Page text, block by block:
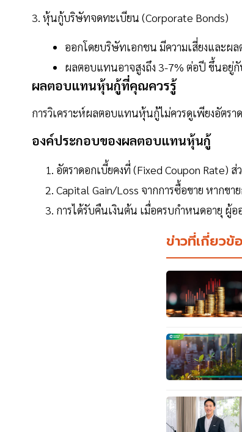
3. หุ้นกู้บริษัทจดทะเบียน (Corporate Bonds)
ออกโดยบริษัทเอกชน มีความเสี่ยงและ
ผลตอบแทนอาจสูงถึง 3-7% ต่อปี ขึ้นอยู่กั
ผลตอบแทนหุ้นกู้ที่คุณควรรู้
การวิเคราะห์ผลตอบแทนหุ้นกู้ไม่ควรดูเพียงอัตร
องค์ประกอบของผลตอบแทนหุ้นกู้
อัตราดอกเบี้ยคงที่ (Fixed Coupon Rate)
Capital Gain/Loss จากการซื้อขาย หากข
การได้รับคืนเงินต้น เมื่อครบกำหนดอายุ ผู้
ข่าวที่เกี่ยวข้